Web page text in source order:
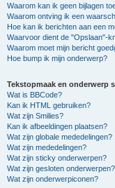
Waarom kan ik geen bijlagen
Waarom ontving ik een
Hoe kan ik berichten aan een
Waarvoor dient de "Opslaan"-
Waarom moet mijn bericht
Hoe bump ik mijn onderwerp?
Tekstopmaak en onderwerp
Wat is BBCode?
Kan ik HTML gebruiken?
Wat zijn Smilies?
Kan ik afbeeldingen plaatsen?
Wat zijn globale mededelingen?
Wat zijn mededelingen?
Wat zijn sticky onderwerpen?
Wat zijn gesloten onderwerpen?
Wat zijn onderwerpiconen?